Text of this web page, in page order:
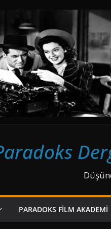
PARADOKS FILM AKADEMI